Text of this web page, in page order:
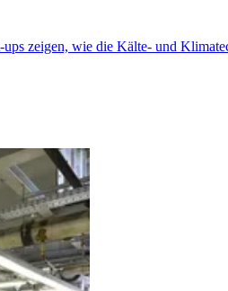
zeigen, wie die Kälte- und